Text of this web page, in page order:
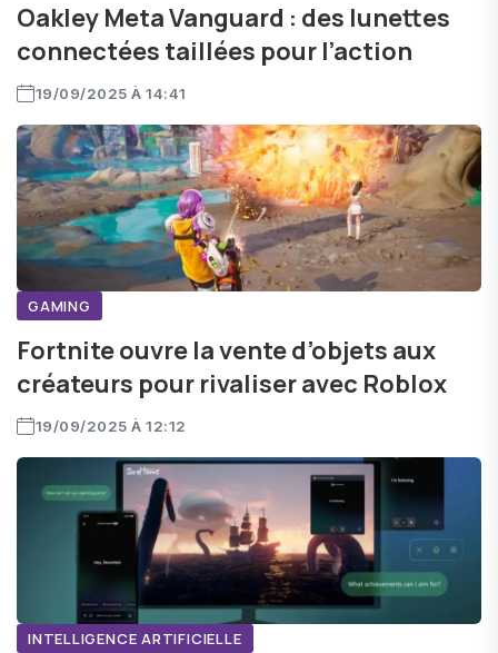
Oakley Meta Vanguard : des lunettes
connectées taillées pour l’action
19/09/2025 À 14:41
GAMING
Fortnite ouvre la vente d’objets aux
créateurs pour rivaliser avec Roblox
19/09/2025 À 12:12
INTELLIGENCE ARTIFICIELLE